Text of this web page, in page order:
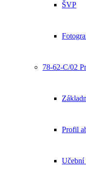
ŠVP
78-62-C/02
Profil
Učební